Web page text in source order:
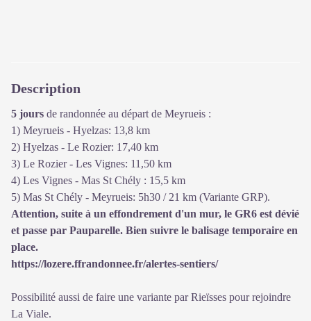
Description
5 jours de randonnée au départ de Meyrueis :
1) Meyrueis - Hyelzas: 13,8 km
2) Hyelzas - Le Rozier: 17,40 km
3) Le Rozier - Les Vignes: 11,50 km
4) Les Vignes - Mas St Chély : 15,5 km
5) Mas St Chély - Meyrueis: 5h30 / 21 km (Variante GRP).
Attention, suite à un effondrement d'un mur, le GR6 est dévié
et passe par Pauparelle. Bien suivre le balisage temporaire en
place.
https://lozere.ffrandonnee.fr/alertes-sentiers/
Possibilité aussi de faire une variante par Rieïsses pour rejoindre
La Viale.